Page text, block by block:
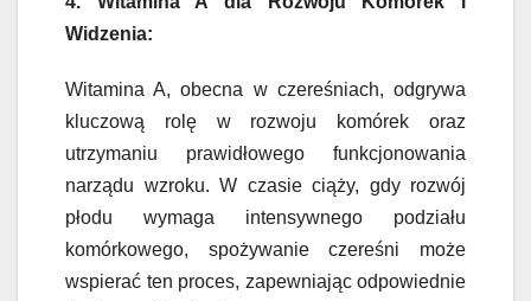
Widzenia:
Witamina A, obecna w czereśniach, odgrywa
kluczową rolę w rozwoju komórek oraz
utrzymaniu prawidłowego funkcjonowania
narządu wzroku. W czasie ciąży, gdy rozwój
płodu wymaga intensywnego podziału
komórkowego, spożywanie czereśni może
wspierać ten proces, zapewniając odpowiednie